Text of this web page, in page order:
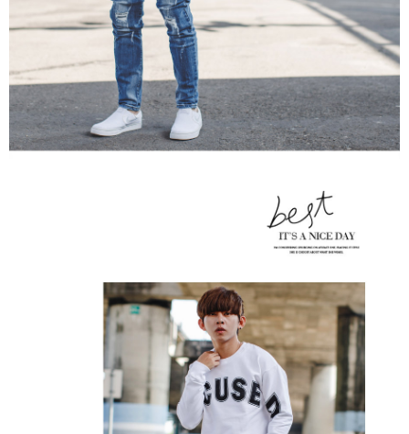
後付繳納相關費用。
※ 交易是否成功請以「AFTEE先享後付 」之結帳頁面顯示為準，若有關於
是否繳費成功／繳費後需取消欲退款等相關疑問，請聯繫「AFTEE先享後付
https://netprotections.freshdesk.com/support/home
【注意事項】
１．透過由恩沛科技股份有限公司提供之「AFTEE先享後付」服務完成之交
易，需依本服務之必要範圍內提供個人資料，並將交易相關給付款項請求債
權轉讓予恩沛科技股份有限公司。
２．關於個人資料處理事宜，請瀏覽以下網址：
３．未成年的使用者請事先徵得法定代理人或監護人之同意方可使用
「AFTEE先享後付」，若未經同意申辦者引起之損失，本公司不負相關責
４．使用「AFTEE先享後付」時，將依據個別帳號之用戶狀況，依本公司即
時審查核予不同之上限額度；若仍有額度不足之情形，本公司將視審查結果
５．嚴禁一人註冊多個帳號或使用他人資訊註冊。若發現惡意使用之情形，
恩沛科技股份有限公司將有權停止該用戶之使用額度並採取法律行動。
先付款後7-11取貨
每筆NT$80，滿NT$1,800(含以上)免運費
宅配
每筆NT$120，滿NT$3,000(含以上)免運費